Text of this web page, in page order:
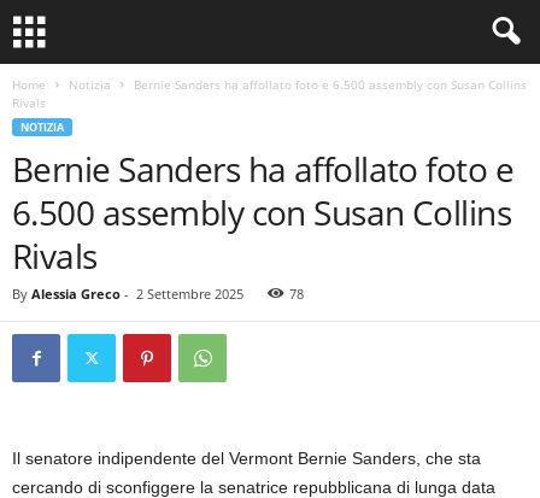
Home Notizia
Bernie Sanders ha affollato foto e 6.500 assembly con Susan Collins
Rivals
NOTIZIA
Bernie Sanders ha affollato foto e
6.500 assembly con Susan Collins
Rivals
By Alessia Greco - 2 Settembre 2025 78
Il senatore indipendente del Vermont Bernie Sanders, che sta
cercando di sconfiggere la senatrice repubblicana di lunga data